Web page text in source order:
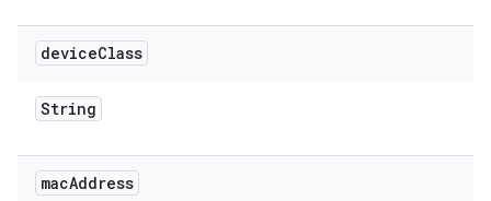
deviceClass
String
macAddress